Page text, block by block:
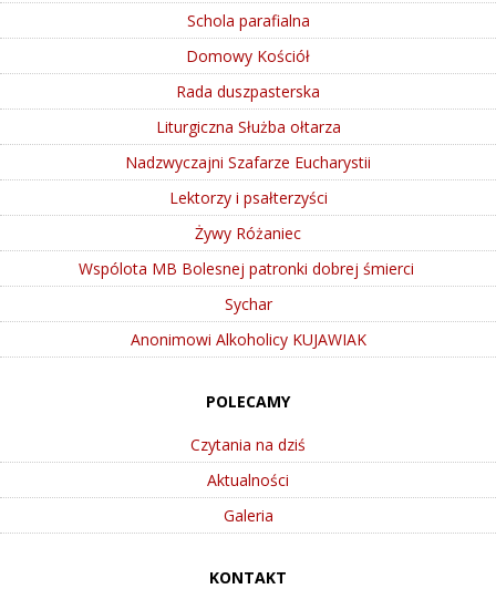
Schola parafialna
Domowy Kościół
Rada duszpasterska
Liturgiczna Służba ołtarza
Nadzwyczajni Szafarze Eucharystii
Lektorzy i psałterzyści
Żywy Różaniec
Wspólota MB Bolesnej patronki dobrej śmierci
Sychar
Anonimowi Alkoholicy KUJAWIAK
POLECAMY
Czytania na dziś
Aktualności
Galeria
KONTAKT